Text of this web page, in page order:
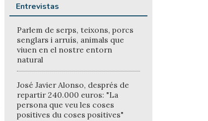
Entrevistas
Parlem de serps, teixons, porcs
senglars i arruís, animals que
viuen en el nostre entorn
natural
José Javier Alonso, després de
repartir 240.000 euros: "La
persona que veu les coses
positives du coses positives"